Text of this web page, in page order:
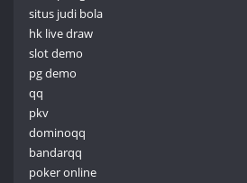
situs judi bola
hk live draw
slot demo
pg demo
qq
pkv
dominoqq
bandarqq
poker online